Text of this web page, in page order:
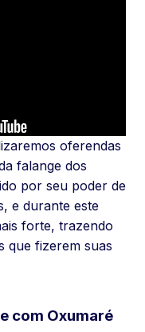
oferendas
falange dos
por seu poder de
e durante este
forte, trazendo
que fizerem suas
com Oxumaré